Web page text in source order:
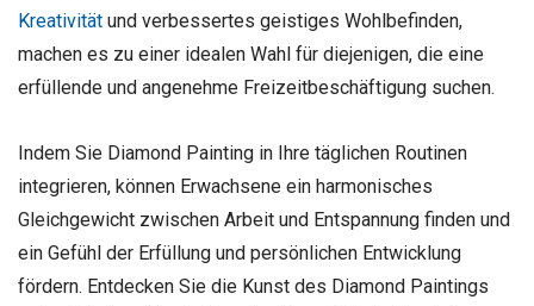
Kreativität und verbessertes geistiges Wohlbefinden,
machen es zu einer idealen Wahl für diejenigen, die eine
erfüllende und angenehme Freizeitbeschäftigung suchen.
Indem Sie Diamond Painting in Ihre täglichen Routinen
integrieren, können Erwachsene ein harmonisches
Gleichgewicht zwischen Arbeit und Entspannung finden und
ein Gefühl der Erfüllung und persönlichen Entwicklung
fördern. Entdecken Sie die Kunst des Diamond Paintings